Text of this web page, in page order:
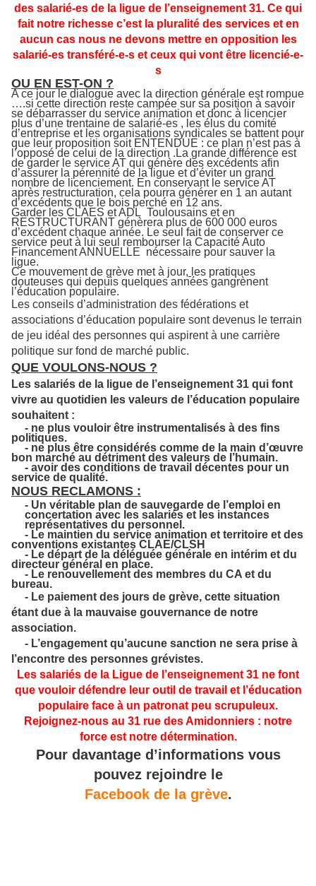
des salarié-es de la ligue de l’enseignement 31. Ce qui
fait notre richesse c’est la pluralité des services et en
aucun cas nous ne devons mettre en opposition les
salarié-es transféré-e-s et ceux qui vont être licencié-e-
s
OU EN EST-ON ?
A ce jour le dialogue avec la direction générale est rompue
….si cette direction reste campée sur sa position à savoir
se débarrasser du service animation et donc à licencier
plus d’une trentaine de salarié-es , les élus du comité
d’entreprise et les organisations syndicales se battent pour
que leur proposition soit ENTENDUE : ce plan n’est pas à
l’opposé de celui de la direction .La grande différence est
de garder le service AT qui génère des excédents afin
d’assurer la pérennité de la ligue et d’éviter un grand
nombre de licenciement. En conservant le service AT
après restructuration, cela pourra générer en 1 an autant
d’excédents que le bois perché en 12 ans.
Garder les CLAES et ADL Toulousains et en
RESTRUCTURANT génèrera plus de 600 000 euros
d’excédent chaque année. Le seul fait de conserver ce
service peut à lui seul rembourser la Capacité Auto
Financement ANNUELLE nécessaire pour sauver la
ligue.
Ce mouvement de grève met à jour, les pratiques
douteuses qui depuis quelques années gangrènent
l’éducation populaire.
Les conseils d’administration des fédérations et
associations d’éducation populaire sont devenus le terrain
de jeu idéal des personnes qui aspirent à une carrière
politique sur fond de marché public.
QUE VOULONS-NOUS ?
Les salariés de la ligue de l’enseignement 31 qui font
vivre au quotidien les valeurs de l’éducation populaire
souhaitent :
- ne plus vouloir être instrumentalisés à des fins
politiques.
- ne plus être considérés comme de la main d’œuvre
bon marché au détriment des valeurs de l’humain.
- avoir des conditions de travail décentes pour un
service de qualité.
NOUS RECLAMONS :
- Un véritable plan de sauvegarde de l’emploi en
concertation avec les salariés et les instances
représentatives du personnel.
- Le maintien du service animation et territoire et des
conventions existantes CLAE/CLSH
- Le départ de la déléguée générale en intérim et du
directeur général en place.
- Le renouvellement des membres du CA et du
bureau.
- Le paiement des jours de grève, cette situation
étant due à la mauvaise gouvernance de notre
association.
- L’engagement qu’aucune sanction ne sera prise à
l’encontre des personnes grévistes.
Les salariés de la Ligue de l’enseignement 31 ne font
que vouloir défendre leur outil de travail et l’éducation
populaire face à un patronat peu scrupuleux.
Rejoignez-nous au 31 rue des Amidonniers : notre
force est notre détermination.
Pour davantage d’informations vous
pouvez rejoindre le
Facebook de la grève.